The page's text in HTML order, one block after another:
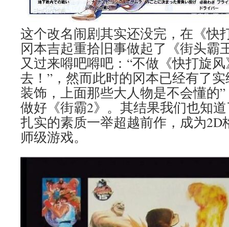
这个改名闹剧其实还没完，在《快
冈本吉起重拾旧事做起了《街头霸
又过来嘚吧嘚吧：“不做《快打旋
去！”，然而此时的冈本已经有了
装饰，上面那些大人物是不会懂的
做好《街霸2》。其结果我们也知
扎实的素质一举超越前作，成为2D
师级游戏。